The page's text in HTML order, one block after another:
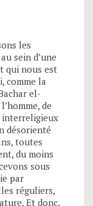
les
sein d’une
qui nous est
comme la
el-
de
interreligieux
désorienté
toutes
du moins
sous
par
réguliers,
Et donc,